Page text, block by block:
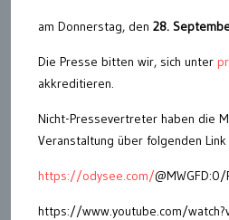
am Donnerstag, den 28.
Die Presse bitten wir, sich unter
akkreditieren.
Nicht-Pressevertreter haben die
Veranstaltung über folgenden Link
https://odysee.com/
https://www.youtube.com/